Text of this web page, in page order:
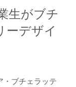
生がブチ
ーデザイ
・ブチェラッテ